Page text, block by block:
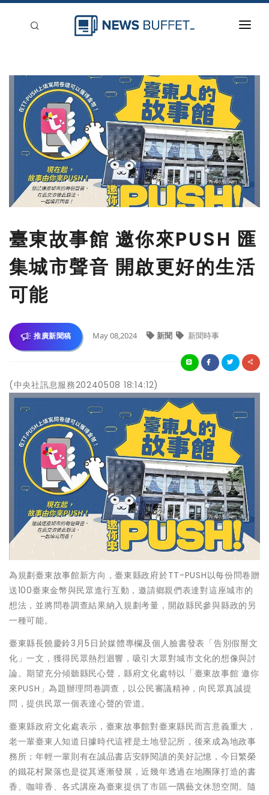
新聞稿分類
登入
刊登
臺東故事館 邀你來PUSH 匯
集城市聲音 開啟更好的生活
可能
推廣新聞稿 May 08,2024 新聞 新聞時事
(中央社訊息服務20240508 18:14:12)
為規劃臺東故事館新方向，臺東縣政府於TT-PUSH以每份問卷贈
送100臺東金幣與民眾進行互動，邀請鄉親們表達對這座城市的
想法，並將問卷調查結果納入規劃考量，開啟縣民參與縣政的另
一種可能。
臺東縣長饒慶鈴3月5日於媒體專欄及個人臉書發表「告別假掰文
化」一文，獲得民眾熱烈迴響，吸引大眾對城市文化的想像與討
論。期望充分傾聽縣民心聲，縣府文化處特以「臺東故事館 邀你
來PUSH」為題辦理問卷調查，以公民審議精神，向民眾真誠提
問，提供民眾一個表達心聲的管道。
臺東縣政府文化處表示，臺東故事館對臺東縣民而言意義重大，
老一輩臺東人知道日據時代這裡是土地登記所，後來成為地政事
務所；年輕一輩則有在誠品書店安靜閱讀的美好記憶，今日繁榮
的鐵花村聚落也是從其逐漸發展，近幾年透過在地團隊打造的書
香、咖啡香、各式講座為臺東提供了市區一隅藝文休憩空間。隨